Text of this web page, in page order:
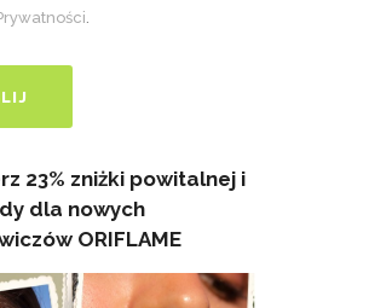
23% zniżki powitalnej i
dla nowych
ORIFLAME